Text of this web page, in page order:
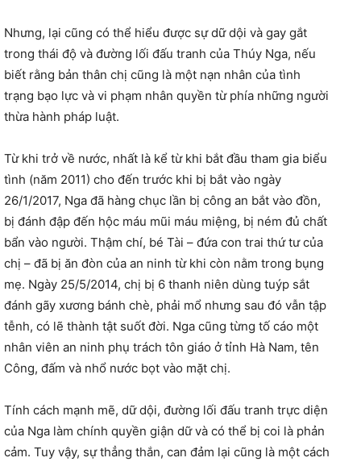
Nhưng, lại cũng có thể hiểu được sự dữ dội và gay gắt
trong thái độ và đường lối đấu tranh của Thúy Nga, nếu
biết rằng bản thân chị cũng là một nạn nhân của tình
trạng bạo lực và vi phạm nhân quyền từ phía những người
thừa hành pháp luật.
Từ khi trở về nước, nhất là kể từ khi bắt đầu tham gia biểu
tình (năm 2011) cho đến trước khi bị bắt vào ngày
26/1/2017, Nga đã hàng chục lần bị công an bắt vào đồn,
bị đánh đập đến hộc máu mũi máu miệng, bị ném đủ chất
bẩn vào người. Thậm chí, bé Tài – đứa con trai thứ tư của
chị – đã bị ăn đòn của an ninh từ khi còn nằm trong bụng
mẹ. Ngày 25/5/2014, chị bị 6 thanh niên dùng tuýp sắt
đánh gãy xương bánh chè, phải mổ nhưng sau đó vẫn tập
tễnh, có lẽ thành tật suốt đời. Nga cũng từng tố cáo một
nhân viên an ninh phụ trách tôn giáo ở tỉnh Hà Nam, tên
Công, đấm và nhổ nước bọt vào mặt chị.
Tính cách mạnh mẽ, dữ dội, đường lối đấu tranh trực diện
của Nga làm chính quyền giận dữ và có thể bị coi là phản
cảm. Tuy vậy, sự thẳng thắn, can đảm lại cũng là một cách